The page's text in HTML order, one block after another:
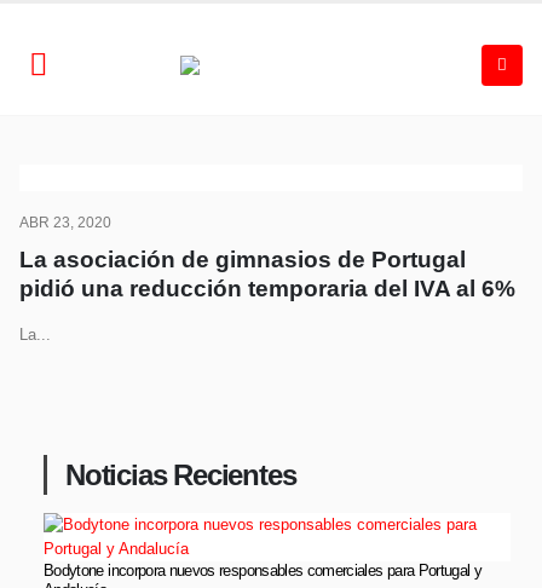
ABR 23, 2020
La asociación de gimnasios de Portugal
pidió una reducción temporaria del IVA al 6%
La...
Noticias Recientes
Bodytone incorpora nuevos responsables comerciales para Portugal y